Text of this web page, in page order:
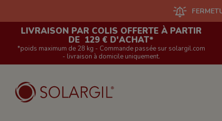
FERMETURE
LIVRAISON PAR COLIS OFFERTE À PARTIR
DE 129 € D'ACHAT*
*poids maximum de 28 kg - Commande passée sur solargil.com
- livraison à domicile uniquement.